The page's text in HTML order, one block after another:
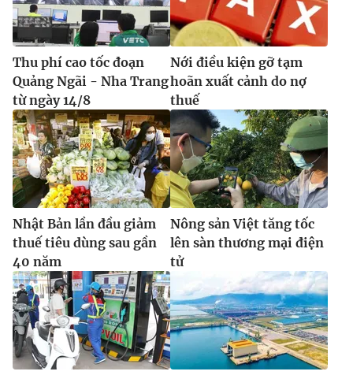
Thu phí cao tốc đoạn
Quảng Ngãi - Nha Trang
từ ngày 14/8
Nới điều kiện gỡ tạm
hoãn xuất cảnh do nợ
thuế
Nhật Bản lần đầu giảm
thuế tiêu dùng sau gần
40 năm
Nông sản Việt tăng tốc
lên sàn thương mại điện
tử